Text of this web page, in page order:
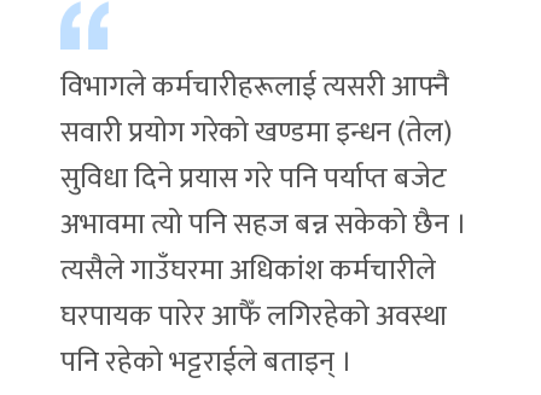
विभागले कर्मचारीहरूलाई त्यसरी आफ्नै
सवारी प्रयोग गरेको खण्डमा इन्धन (तेल)
सुविधा दिने प्रयास गरे पनि पर्याप्त बजेट
अभावमा त्यो पनि सहज बन्न सकेको छैन ।
त्यसैले गाउँघरमा अधिकांश कर्मचारीले
घरपायक पारेर आफैँ लगिरहेको अवस्था
पनि रहेको भट्टराईले बताइन् ।